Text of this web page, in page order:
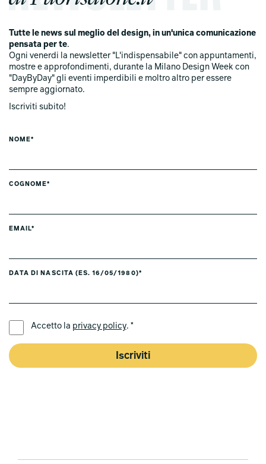
Tutte le news sul meglio del design, in un'unica comunicazione
pensata per te.
Ogni venerdi la newsletter "L'indispensabile" con appuntamenti,
mostre e approfondimenti, durante la Milano Design Week con
"DayByDay" gli eventi imperdibili e moltro altro per essere
sempre aggiornato.
Iscriviti subito!
NOME*
COGNOME*
EMAIL*
DATA DI NASCITA (ES. 16/05/1980)*
Accetto la privacy policy. *
Iscriviti